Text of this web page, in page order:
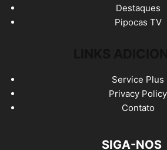
Destaques
Pipocas TV
Service Plus
Privacy Policy
Contato
SIGA-NOS